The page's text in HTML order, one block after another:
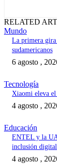
RELATED
Mundo
La primera
sudamericanos
6 agosto ,
Tecnología
Xiaomi eleva el
4 agosto ,
Educación
ENTEL y la
inclusión digital
4 agosto ,